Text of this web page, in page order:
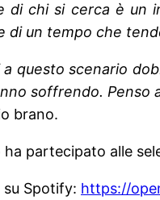
di chi si cerca è un
di un tempo che
a questo scenario
soffrendo. Penso
brano.
ha partecipato alle
Spotify: https://